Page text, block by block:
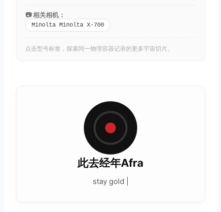
📷 相关相机：
Minolta Minolta X-700
点击型号标签，探索同一物理容器记录的更多宇宙切片。
此去经年Afra
stay gold |